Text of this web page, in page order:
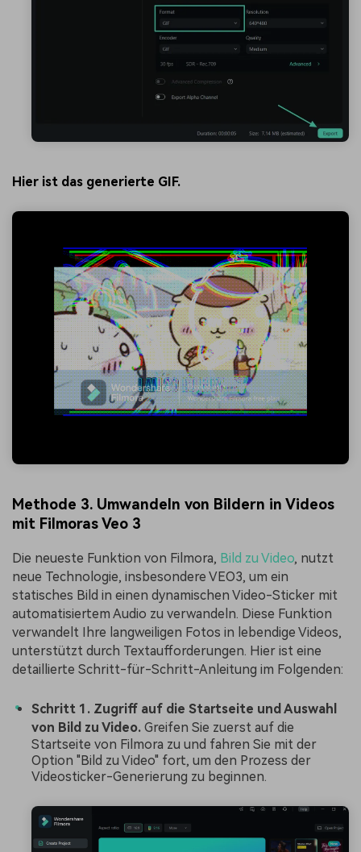
Hier ist das generierte GIF.
Methode 3. Umwandeln von Bildern in Videos
mit Filmoras Veo 3
Die neueste Funktion von Filmora, Bild zu Video, nutzt
neue Technologie, insbesondere VEO3, um ein
statisches Bild in einen dynamischen Video-Sticker mit
automatisiertem Audio zu verwandeln. Diese Funktion
verwandelt Ihre langweiligen Fotos in lebendige Videos,
unterstützt durch Textaufforderungen. Hier ist eine
detaillierte Schritt-für-Schritt-Anleitung im Folgenden:
Schritt 1. Zugriff auf die Startseite und Auswahl
von Bild zu Video. Greifen Sie zuerst auf die
Startseite von Filmora zu und fahren Sie mit der
Option "Bild zu Video" fort, um den Prozess der
Videosticker-Generierung zu beginnen.